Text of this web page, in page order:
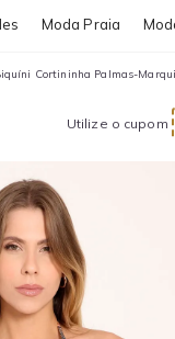
Moda Praia
Cortininha Palmas-
Utilize o cupom